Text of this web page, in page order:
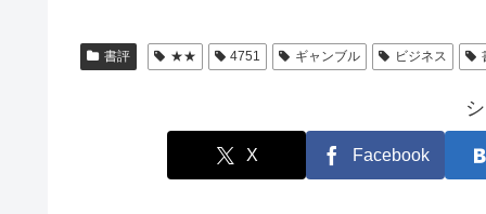
書評 ★★ 4751 ギャンブル ビジネス
X Facebook